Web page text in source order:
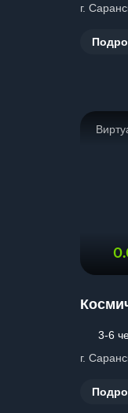
г.
3-6
г.